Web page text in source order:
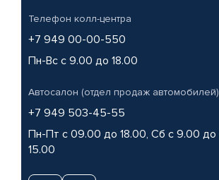
Телефон колл-центра
+7 949 00-00-550
Пн-Вс с 9.00 до 18.00
Автосалон (отдел продаж автомобилей)
+7 949 503-45-55
Пн-Пт с 09.00 до 18.00, Сб с 9.00 до
15.00